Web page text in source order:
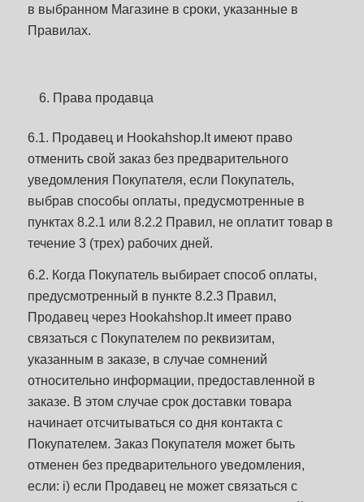
в выбранном Магазине в сроки, указанные в
Правилах.
Права продавца
6.1. Продавец и Hookahshop.lt имеют право
отменить свой заказ без предварительного
уведомления Покупателя, если Покупатель,
выбрав способы оплаты, предусмотренные в
пунктах 8.2.1 или 8.2.2 Правил, не оплатит товар в
течение 3 (трех) рабочих дней.
6.2. Когда Покупатель выбирает способ оплаты,
предусмотренный в пункте 8.2.3 Правил,
Продавец через Hookahshop.lt имеет право
связаться с Покупателем по реквизитам,
указанным в заказе, в случае сомнений
относительно информации, предоставленной в
заказе. В этом случае срок доставки товара
начинает отсчитываться со дня контакта с
Покупателем. Заказ Покупателя может быть
отменен без предварительного уведомления,
если: i) если Продавец не может связаться с